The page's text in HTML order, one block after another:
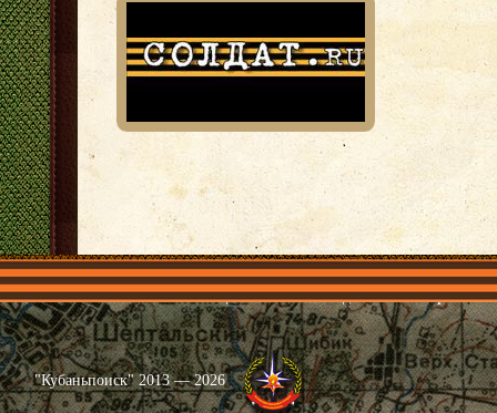
Главная Имена Общественные объединения Проекты
"Кубаньпоиск" 2013 — 2026